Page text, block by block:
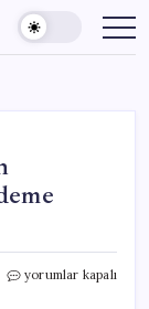
Asgari
yorumlar kapalı